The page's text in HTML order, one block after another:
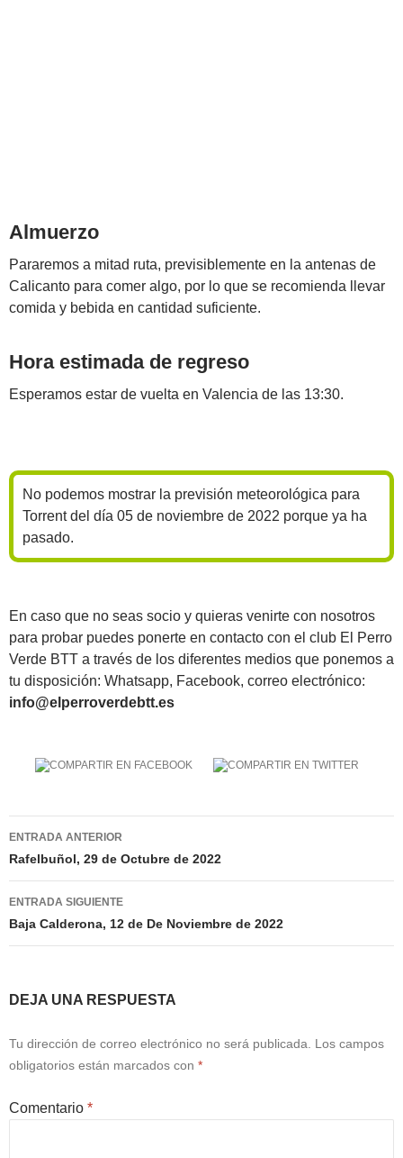
Almuerzo
Pararemos a mitad ruta, previsiblemente en la antenas de
Calicanto para comer algo, por lo que se recomienda llevar
comida y bebida en cantidad suficiente.
Hora estimada de regreso
Esperamos estar de vuelta en Valencia de las 13:30.
No podemos mostrar la previsión meteorológica para
Torrent del día 05 de noviembre de 2022 porque ya ha
pasado.
En caso que no seas socio y quieras venirte con nosotros
para probar puedes ponerte en contacto con el club El Perro
Verde BTT a través de los diferentes medios que ponemos a
tu disposición: Whatsapp, Facebook, correo electrónico:
info@elperroverdebtt.es
Navegación
de
entradas
ENTRADA ANTERIOR
Rafelbuñol, 29 de Octubre de 2022
ENTRADA SIGUIENTE
Baja Calderona, 12 de De Noviembre de 2022
DEJA UNA RESPUESTA
Tu dirección de correo electrónico no será publicada.
Los campos
obligatorios están marcados con *
Comentario *